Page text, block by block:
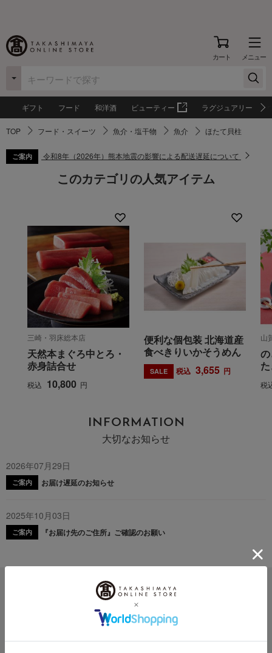
カート メニュー
ギフト フード 和洋酒 ビューティー ラグジュアリー
TOP フード・スイーツ 魚介・塩干物 魚介 ほたて貝柱
ご案内 令和8年（2026年）熊本地震の影響による配送遅延について
このカテゴリの人気アイテム
三崎・羽床総本店
天然本まぐろ中とろ・
赤身詰合せ
税込 10,800 円
便利な個包装 北海道産
食べきりいかそうめん
SALE 税込 3,655 円
山
税
INFORMATION
大切なお知らせ
2026年07月29日
ご案内 お届け遅延のお知らせ
2025年10月03日
ご案内 『お届け先のご住所』ご確認のお願い
メールマガジン